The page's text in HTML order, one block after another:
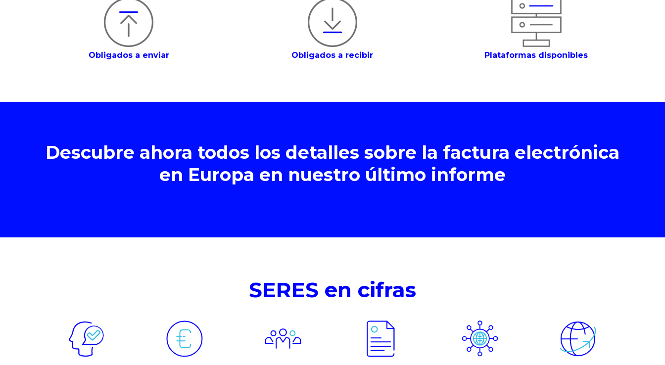
Obligados a enviar Obligados a recibir Plataformas disponibles
Descubre ahora todos los detalles sobre la factura electrónica
en Europa en nuestro último informe
SERES en cifras